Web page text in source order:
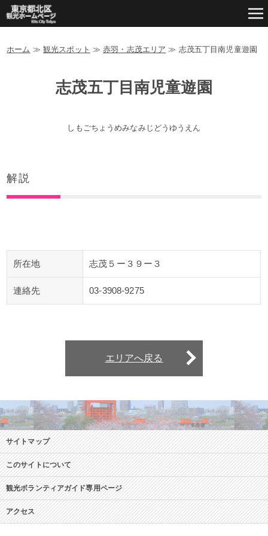
ホーム ≫ 観光スポット ≫赤羽・志茂エリア ≫ 志茂五丁目南児童遊園
志茂五丁目南児童遊園
しもごちょうめみなみじどうゆうえん
解説
所在地 志茂５ー３９ー３
連絡先 03-3908-9275
エリアへ戻る
サイトマップ
このサイトについて
観光ボランティアガイド専用ページ
アクセス